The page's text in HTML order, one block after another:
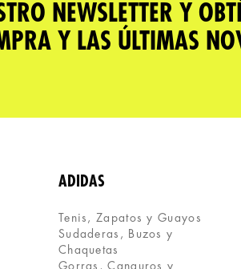
de email
ENVIAR COMENTARIO
NEWSLETTER Y
Y LAS ÚLTIMAS
ADIDAS
Tenis, Zapatos y Guayos
Sudaderas, Buzos y
Chaquetas
Gorras, Canguros y